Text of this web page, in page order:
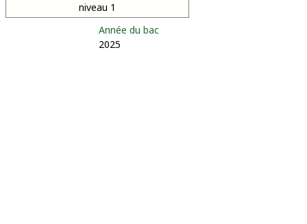
niveau 1
Année du bac
2025